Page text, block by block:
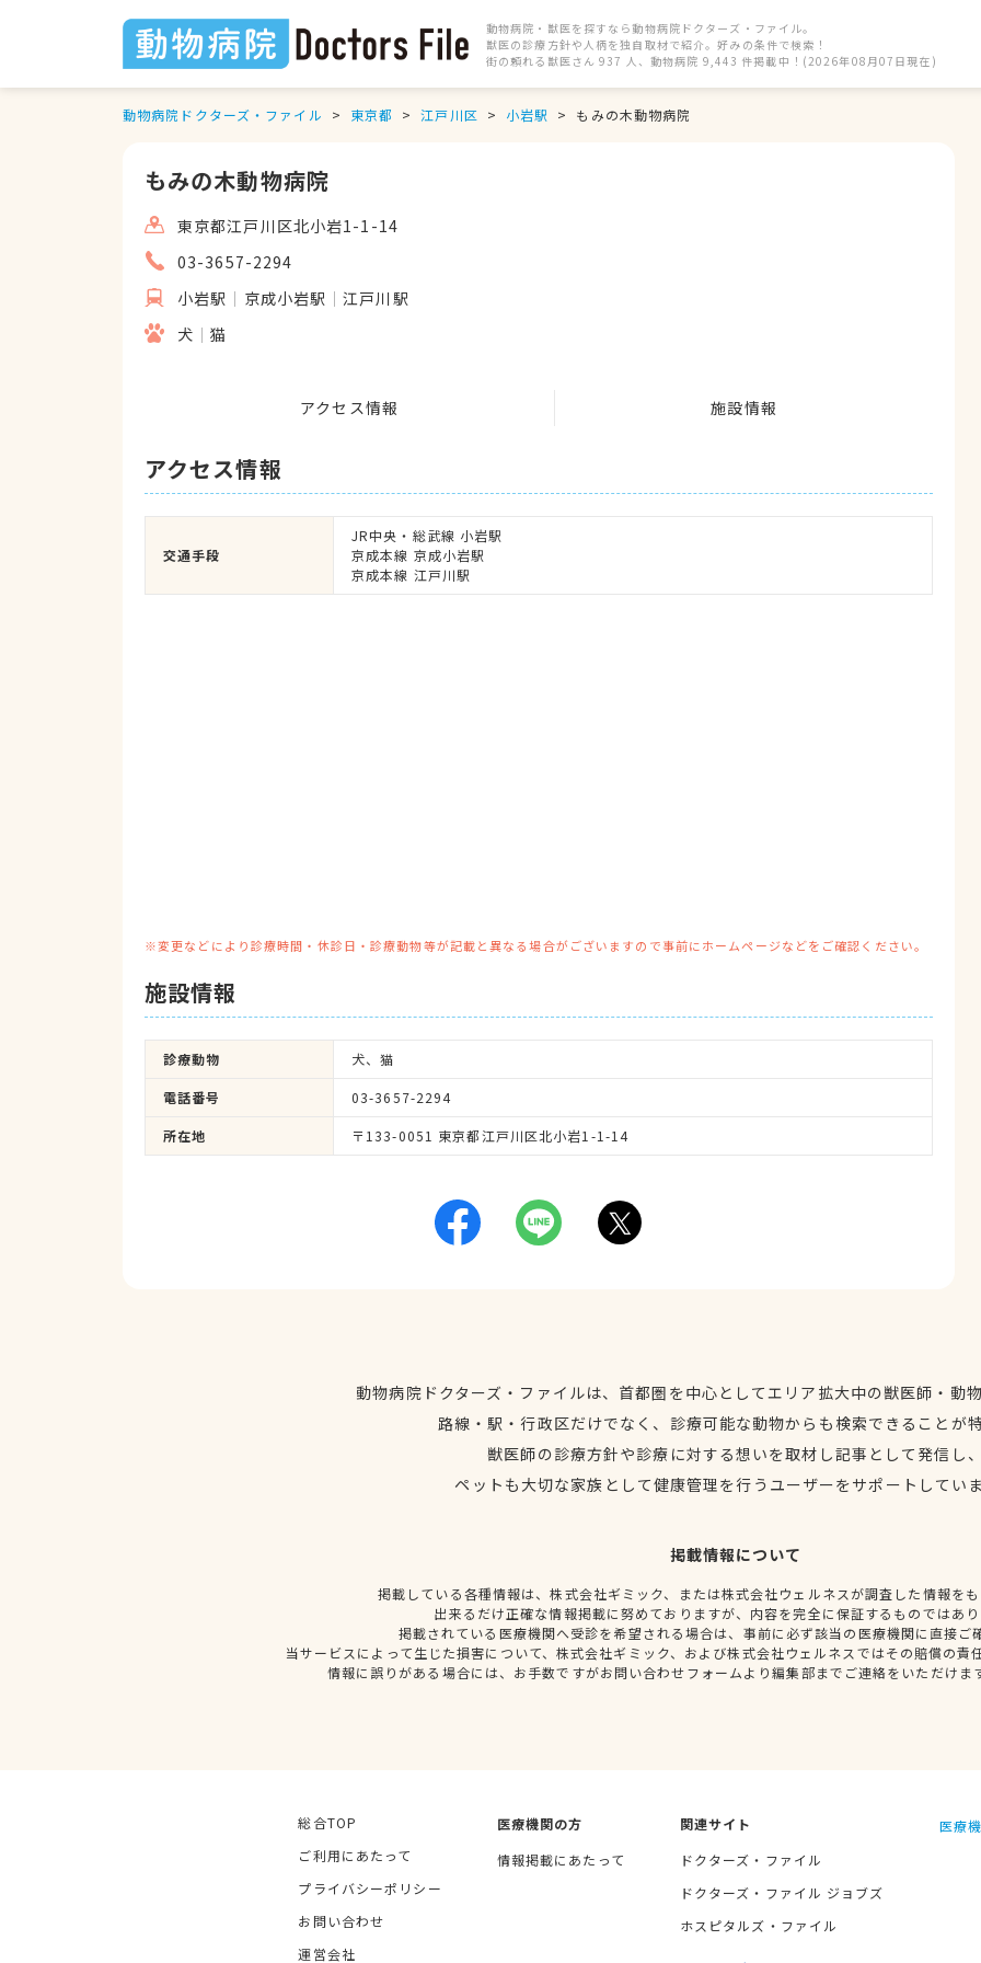
動物病院・獣医を探すなら動物病院ドクターズ・ファイル。
獣医の診療方針や人柄を独自取材で紹介。好みの条件で検索！
街の頼れる獣医さん 937 人、動物病院 9,443 件掲載中！(2026年08月07日現在)
動物病院ドクターズ・ファイル 東京都 江戸川区 小岩駅 もみの木動物病院
もみの木動物病院
東京都江戸川区北小岩1-1-14
03-3657-2294
小岩駅
京成小岩駅
江戸川駅
犬
猫
アクセス情報 施設情報
アクセス情報
交通手段
JR中央・総武線 小岩駅
京成本線 京成小岩駅
京成本線 江戸川駅
※変更などにより診療時間・休診日・診療動物等が記載と異なる場合がございますので事前にホームページなどをご確認ください。
施設情報
診療動物 犬、猫
電話番号 03-3657-2294
所在地 〒133-0051 東京都江戸川区北小岩1-1-14
動物病院ドクターズ・ファイルは、首都圏を中心としてエリア拡大中の獣医師・動
路線・駅・行政区だけでなく、診療可能な動物からも検索できることが特
獣医師の診療方針や診療に対する想いを取材し記事として発信し、
ペットも大切な家族として健康管理を行うユーザーをサポートしていま
掲載情報について
掲載している各種情報は、株式会社ギミック、または株式会社ウェルネスが調査した情報をも
出来るだけ正確な情報掲載に努めておりますが、内容を完全に保証するものではあり
掲載されている医療機関へ受診を希望される場合は、事前に必ず該当の医療機関に直接ご
当サービスによって生じた損害について、株式会社ギミック、および株式会社ウェルネスではその賠償の責
情報に誤りがある場合には、お手数ですがお問い合わせフォームより編集部までご連絡をいただけま
総合TOP
ご利用にあたって
プライバシーポリシー
お問い合わせ
運営会社
医療機関の方
情報掲載にあたって
関連サイト
ドクターズ・ファイル
ドクターズ・ファイル ジョブズ
ホスピタルズ・ファイル
医療